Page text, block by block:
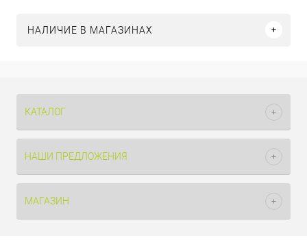
НАЛИЧИЕ В МАГАЗИНАХ
КАТАЛОГ
НАШИ ПРЕДЛОЖЕНИЯ
МАГАЗИН